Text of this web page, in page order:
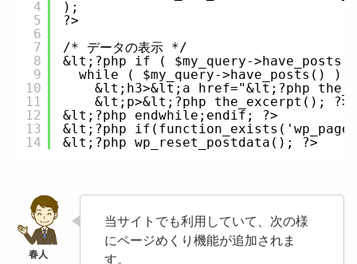
4
5
6
7
8
9
10
11
12
13
14
);
?>
/* データの表示 */
&lt;?php if ( $my_query-
while ( $my_query->have_posts() )
&lt;h3>&lt;a href="&lt;?php
&lt;p>&lt;?php the_excerpt();
&lt;?php endwhile;endif; ?>
&lt;?php
&lt;?php wp_reset_postdata(); ?>
当サイトでも利用していて、次の様
にページめくり機能が追加されま
す。